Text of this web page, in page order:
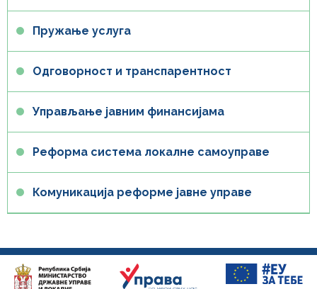
Пружање услуга
Одговорност и транспарентност
Управљање јавним финансијама
Реформа система локалне самоуправе
Комуникација реформе јавне управе